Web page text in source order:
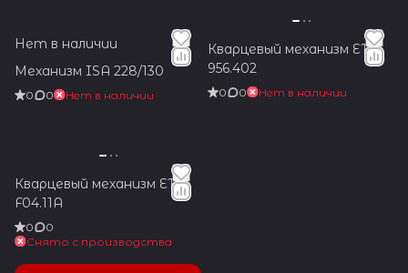
Нет в наличии
Механизм ISA 228/130
0 0 Нет в наличии
Кварцевый механизм ETA
956.402
0 0 Нет в наличии
Кварцевый механизм ETA
F04.11A
0
0
Снято с производства